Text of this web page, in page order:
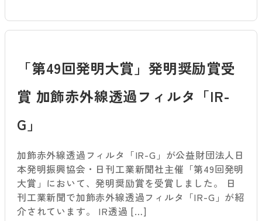
「第49回発明大賞」発明奨励賞受
賞 加飾赤外線透過フィルタ「IR-
G」
加飾赤外線透過フィルタ「IR-G」が公益財団法人日
本発明振興協会・日刊工業新聞社主催「第49回発明
大賞」において、発明奨励賞を受賞しました。 日
刊工業新聞で加飾赤外線透過フィルタ「IR-G」が紹
介されています。 IR透過 […]